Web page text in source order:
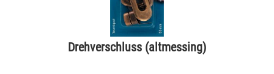
Drehverschluss (altmessing)